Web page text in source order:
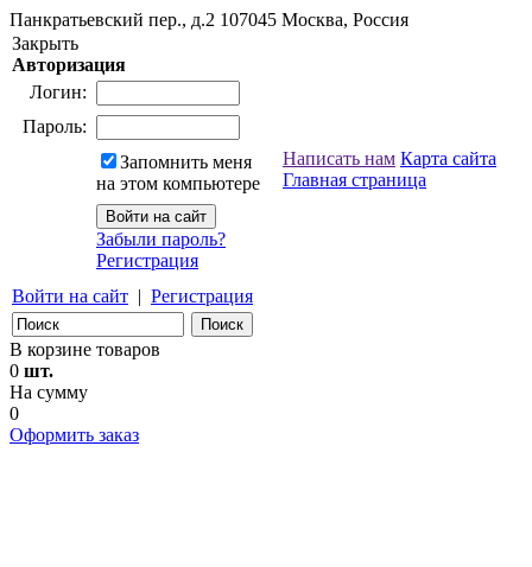
Панкратьевский пер., д.2 107045 Москва, Россия
Закрыть
Авторизация
Логин:
Пароль:
Запомнить меня
на этом компьютере
Забыли пароль?
Регистрация
Войти на сайт | Регистрация
Написать нам Карта сайта
Главная страница
В корзине товаров
0 шт.
На сумму
0
Оформить заказ